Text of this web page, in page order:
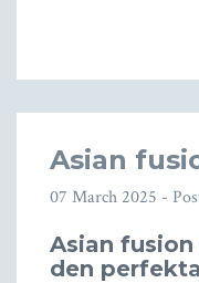
Asian
07 March 2025 -
Asian
den